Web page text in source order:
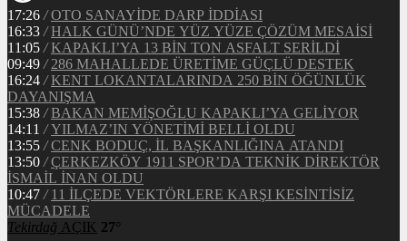
17:26 / OTO SANAYİDE DARP İDDİASI
16:33 / HALK GÜNÜ’NDE YÜZ YÜZE ÇÖZÜM MESAİSİ
11:05 / KAPAKLI’YA 13 BİN TON ASFALT SERİLDİ
09:49 / 286 MAHALLEDE ÜRETİME GÜÇLÜ DESTEK
16:24 / KENT LOKANTALARINDA 250 BİN ÖĞÜNLÜK
DAYANIŞMA
15:38 / BAKAN MEMİŞOĞLU KAPAKLI’YA GELİYOR
14:11 / YILMAZ’IN YÖNETİMİ BELLİ OLDU
13:55 / CENK BODUÇ, İL BAŞKANLIĞINA ATANDI
13:50 / ÇERKEZKÖY 1911 SPOR’DA TEKNİK DİREKTÖR
İSMAİL İNAN OLDU
10:47 / 11 İLÇEDE VEKTÖRLERE KARŞI KESİNTİSİZ
MÜCADELE
Tekirdağ AÇIK 27°